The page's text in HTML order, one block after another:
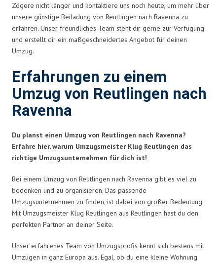
Zögere nicht länger und kontaktiere uns noch heute, um mehr über
unsere günstige Beiladung von Reutlingen nach Ravenna zu
erfahren. Unser freundliches Team steht dir gerne zur Verfügung
und erstellt dir ein maßgeschneidertes Angebot für deinen
Umzug.
Erfahrungen zu einem
Umzug von Reutlingen nach
Ravenna
Du planst einen Umzug von Reutlingen nach Ravenna?
Erfahre hier, warum Umzugsmeister Klug Reutlingen das
richtige Umzugsunternehmen für dich ist!
Bei einem Umzug von Reutlingen nach Ravenna gibt es viel zu
bedenken und zu organisieren. Das passende
Umzugsunternehmen zu finden, ist dabei von großer Bedeutung.
Mit Umzugsmeister Klug Reutlingen aus Reutlingen hast du den
perfekten Partner an deiner Seite.
Unser erfahrenes Team von Umzugsprofis kennt sich bestens mit
Umzügen in ganz Europa aus. Egal, ob du eine kleine Wohnung